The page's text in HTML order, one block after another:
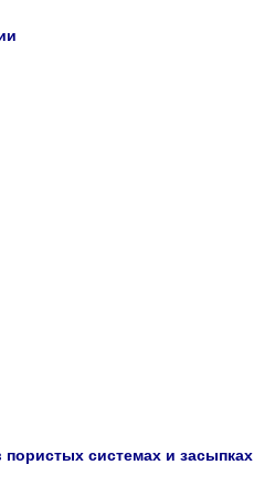
системах и засыпках